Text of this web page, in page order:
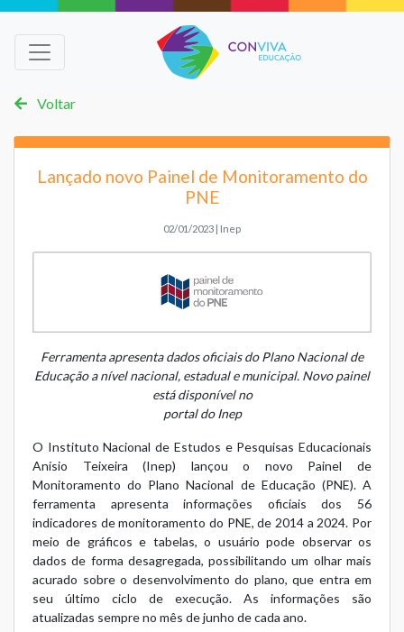
Voltar
Lançado novo Painel de Monitoramento do
PNE
02/01/2023 | Inep
Ferramenta apresenta dados oficiais do Plano Nacional de
Educação a nível nacional, estadual e municipal. Novo painel
está disponível no
portal do Inep
O Instituto Nacional de Estudos e Pesquisas Educacionais
Anísio Teixeira (Inep) lançou o novo Painel de
Monitoramento do Plano Nacional de Educação (PNE). A
ferramenta apresenta informações oficiais dos 56
indicadores de monitoramento do PNE, de 2014 a 2024. Por
meio de gráficos e tabelas, o usuário pode observar os
dados de forma desagregada, possibilitando um olhar mais
acurado sobre o desenvolvimento do plano, que entra em
seu último ciclo de execução. As informações são
atualizadas sempre no mês de junho de cada ano.